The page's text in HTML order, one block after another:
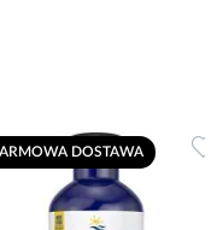
ulubionych
DOSTAWA